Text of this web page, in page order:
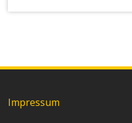
Impressum